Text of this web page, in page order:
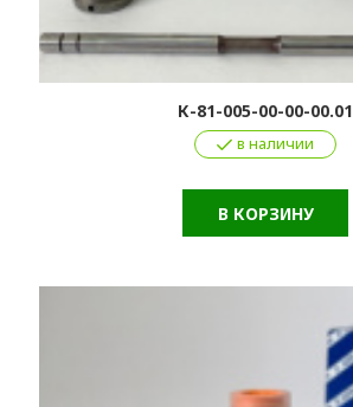
К-81-005-00-00-00.01
в наличии
В КОРЗИНУ